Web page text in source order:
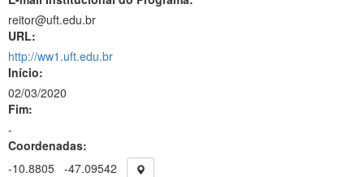
reitor@uft.edu.br
URL:
http://ww1.uft.edu.br
Início:
02/03/2020
Fim:
-
Coordenadas:
-10.8805 -47.09542